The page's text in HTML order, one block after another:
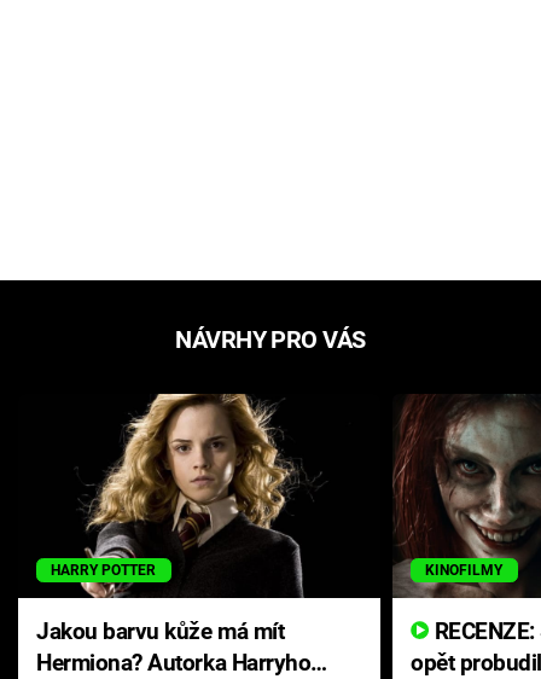
NÁVRHY PRO VÁS
HARRY POTTER
Jakou barvu kůže má mít
Hermiona? Autorka Harryho
KINOFILMY
opět